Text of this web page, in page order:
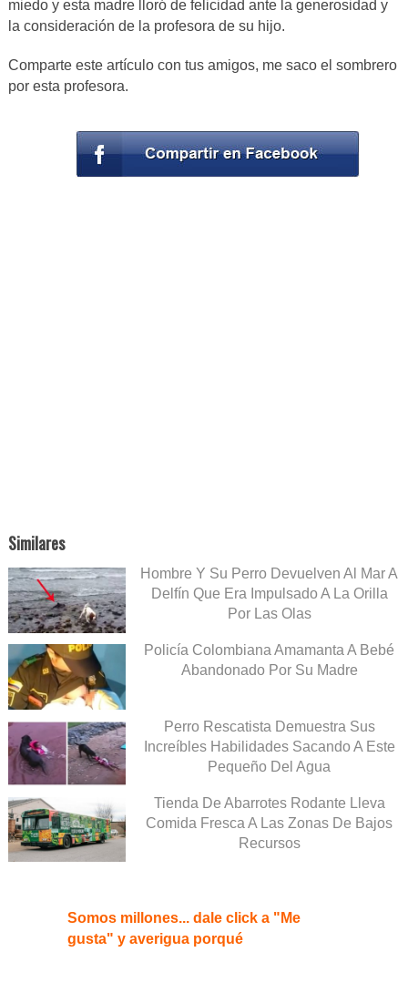
miedo y esta madre lloró de felicidad ante la generosidad y
la consideración de la profesora de su hijo.
Comparte este artículo con tus amigos, me saco el sombrero
por esta profesora.
Similares
Hombre Y Su Perro Devuelven Al Mar A
Delfín Que Era Impulsado A La Orilla
Por Las Olas
Policía Colombiana Amamanta A Bebé
Abandonado Por Su Madre
Perro Rescatista Demuestra Sus
Increíbles Habilidades Sacando A Este
Pequeño Del Agua
Tienda De Abarrotes Rodante Lleva
Comida Fresca A Las Zonas De Bajos
Recursos
Somos millones... dale click a "Me
gusta" y averigua porqué